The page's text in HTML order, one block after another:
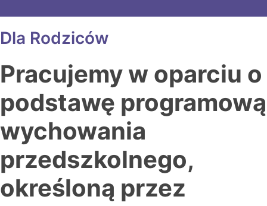
Dla Rodziców
Pracujemy w oparciu o
podstawę programową
wychowania
przedszkolnego,
określoną przez